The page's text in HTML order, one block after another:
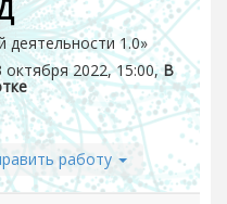
деятельности 1.0»
октября 2022, 15:00,В
работу